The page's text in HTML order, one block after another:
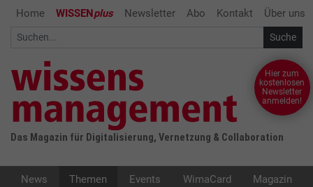
Home WISSENplus Newsletter Abo Kontakt Über uns
Das Magazin für Digitalisierung, Vernetzung & Collaboration
Hier zum
kostenlosen
Newsletter
anmelden!
News Themen Events WimaCard Magazin